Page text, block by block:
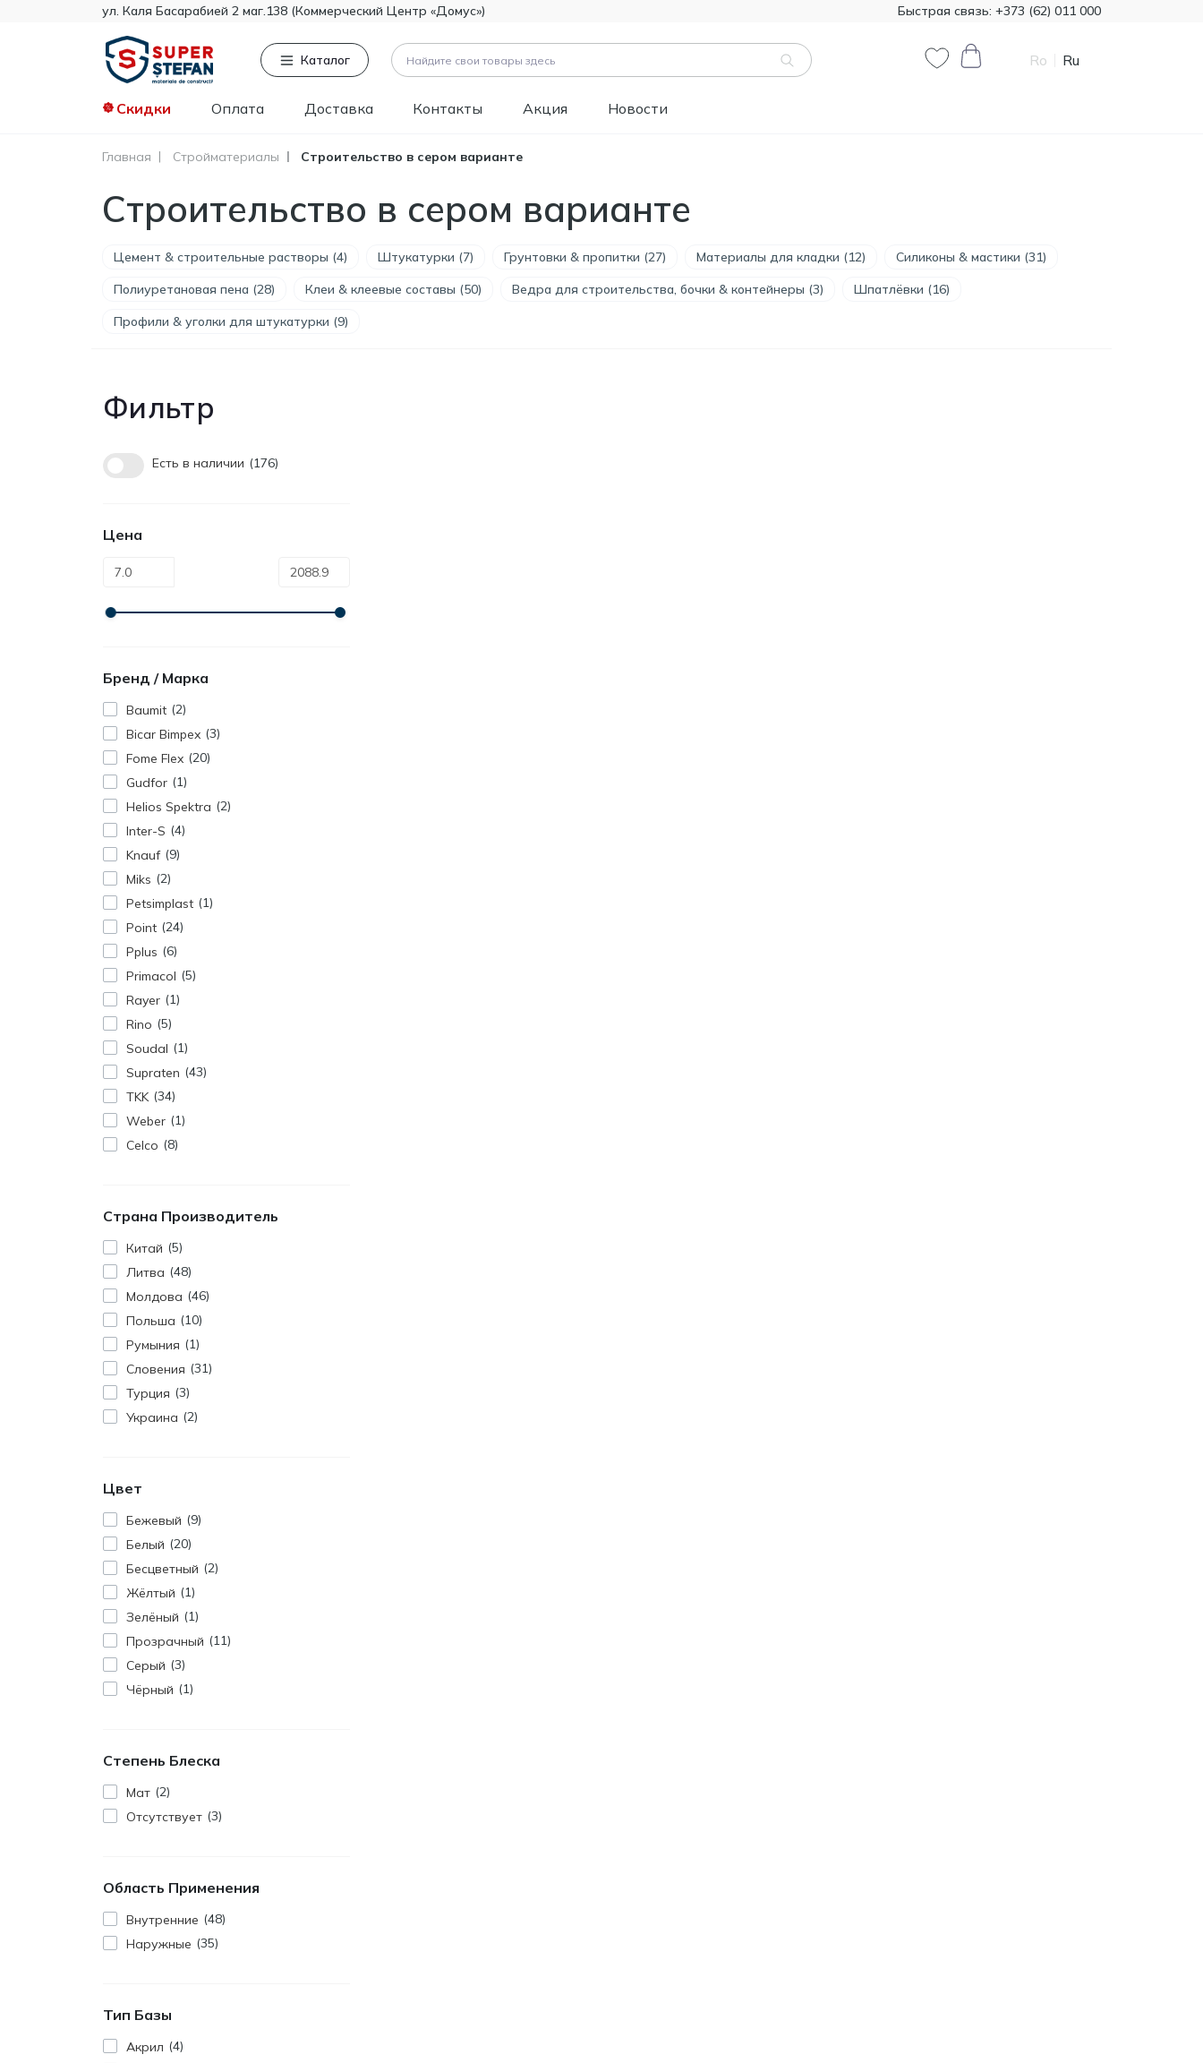
ул. Каля Басарабией 2 маг.138 (Коммерческий Центр «Домус») Быстрая связь: +373 (62) 011 000
Каталог Ro Ru
Скидки Оплата Доставка Контакты Акция Новости
Tikkurila
Knauf
Гипсокартон
Пенопласт
Монтажная пена
Битумно-полимерная
гидроизоляция FOME
FLEX Rapid Hydro
Defence Mastic, 4,5 кг.
514.60
18,72 м²
Главная Стройматериалы Строительство в сером варианте
Строительство в сером варианте
Цемент & строительные растворы (4) Штукатурки (7) Грунтовки & пропитки (27) Материалы для кладки (12)
Силиконы & мастики (31)
Полиуретановая пена (28)
Клеи & клеевые составы (50) Ведра для строительства, бочки & контейнеры (3)
Шпатлёвки (16)
Профили & уголки для штукатурки (9)
Фильтр
Есть в наличии 176
Цена
Бренд / Марка
Baumit 2
Bicar Bimpex 3
Fome Flex 20
Gudfor
1
Helios Spektra
2
Inter-S
4
Knauf
9
Miks
2
Petsimplast
1
Point 24
Pplus
6
Primacol
5
Rayer
1
Rino
5
Soudal
1
Supraten
43
TKK 34
Weber
1
Celco
8
Страна Производитель
Китай
5
Литва
48
Молдова
46
Польша
10
Румыния
1
Словения
31
Турция
3
Украина
2
Цвет
Бежевый
9
Белый
20
Бесцветный
2
Жёлтый
1
Зелёный
1
Прозрачный
11
Серый
3
Чёрный
1
Степень Блеска
Мат 2
Отсутствует 3
Область Применения
Внутренние
48
Наружные
35
Тип Базы
Акрил
4